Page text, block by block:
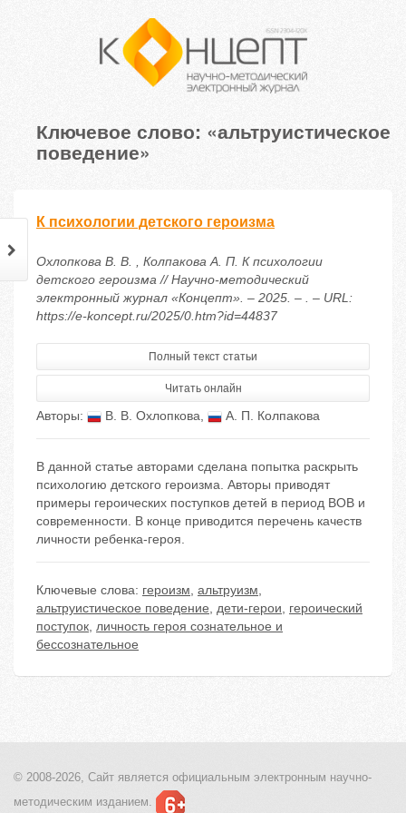
Ключевое слово: «альтруистическое
поведение»
К психологии детского героизма
Охлопкова В. В. , Колпакова А. П. К психологии
детского героизма // Научно-методический
электронный журнал «Концепт». – 2025. – . – URL:
https://e-koncept.ru/2025/0.htm?id=44837
Полный текст статьи
Читать онлайн
Авторы: В. В. Охлопкова, А. П. Колпакова
В данной статье авторами сделана попытка раскрыть
психологию детского героизма. Авторы приводят
примеры героических поступков детей в период ВОВ и
современности. В конце приводится перечень качеств
личности ребенка-героя.
Ключевые слова: героизм, альтруизм,
альтруистическое поведение, дети-герои, героический
поступок, личность героя сознательное и
бессознательное
© 2008-2026, Сайт является официальным электронным научно-
методическим изданием.